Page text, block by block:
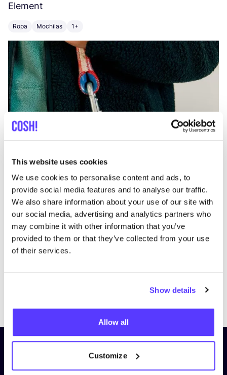
This website uses cookies
We use cookies to personalise content and ads, to
provide social media features and to analyse our traffic.
We also share information about your use of our site with
our social media, advertising and analytics partners who
may combine it with other information that you’ve
provided to them or that they’ve collected from your use
of their services.
Show details
Allow all
Customize
Element
Ropa Mochilas 1+
PreviousNext
¡Suscríbete a nuestro boletín
y mantente informado!